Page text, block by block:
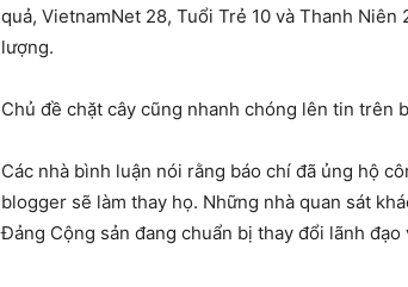
quả, VietnamNet 28, Tuổi Trẻ 10 và Thanh
lượng.
Chủ đề chặt cây cũng nhanh chóng lên tin trên
Các nhà bình luận nói rằng báo chí đã ủng hộ
blogger sẽ làm thay họ. Những nhà quan sát
Đảng Cộng sản đang chuẩn bị thay đổi lãnh đạo